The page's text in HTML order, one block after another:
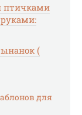
птичками
(
для